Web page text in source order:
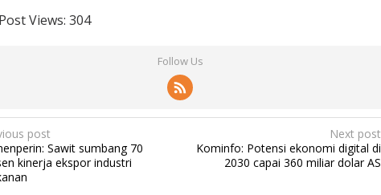
Post Views: 304
Follow Us
post
Sawit sumbang 70
kinerja ekspor industri
Next post
Kominfo: Potensi ekonomi digital di
2030 capai 360 miliar dolar AS